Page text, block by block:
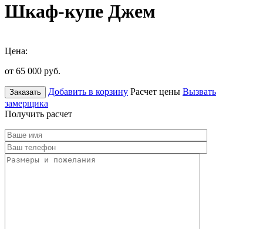
Шкаф-купе Джем
Цена:
от 65 000 руб.
Заказать Добавить в корзину Расчет цены Вызвать
замерщика
Получить расчет